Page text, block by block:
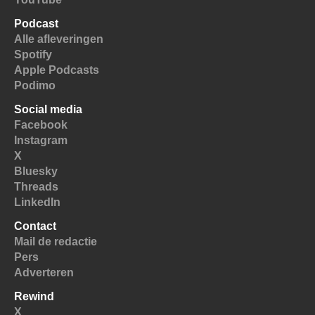
Podcast
Alle afleveringen
Spotify
Apple Podcasts
Podimo
Social media
Facebook
Instagram
X
Bluesky
Threads
LinkedIn
Contact
Mail de redactie
Pers
Adverteren
Rewind
X